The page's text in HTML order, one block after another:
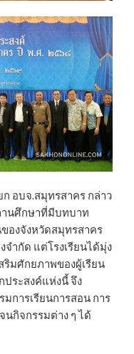
อบจ.สมุทรสาคร กล่าว
านศึกษาที่มีบทบาท
องจังหวัดสมุทรสาคร
ำกัด แต่โรงเรียนได้มุ่ง
มศักยภาพของผู้เรียน
ประสงค์แห่งนี้ จึง
การเรียนการสอน การ
กิจกรรมต่าง ๆ ได้